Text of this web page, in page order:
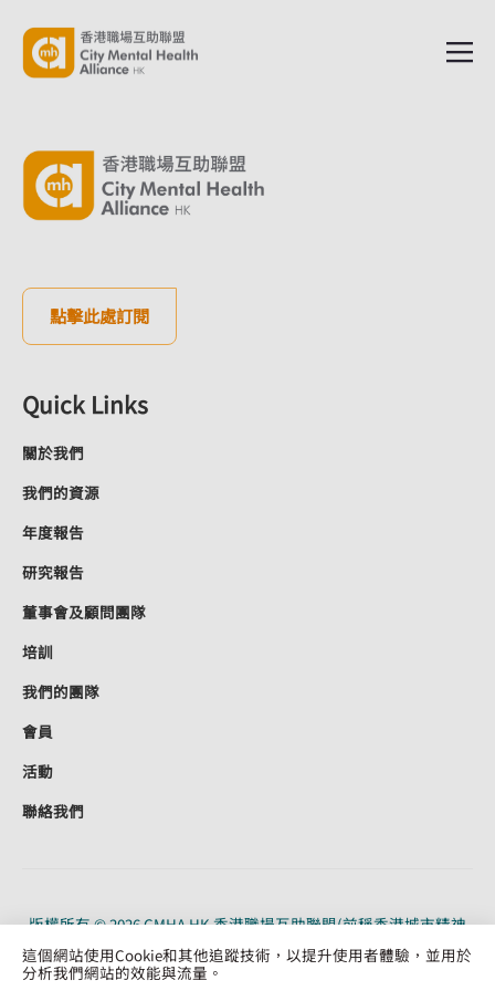
Quick Links
關於我們
我們的資源
年度報告
研究報告
董事會及顧問團隊
培訓
我們的團隊
會員
活動
聯絡我們
點擊此處訂閱
版權所有 © 2026 CMHA HK 香港職場互助聯盟(前稱香港城市精神
健康聯盟)。CMHA HK 是根據《稅務條例》（91/19956）第 88 條獲
認可的慈善機構。保留所有權利。
這個網站使用Cookie和其他追蹤技術，以提升使用者體驗，並用於
分析我們網站的效能與流量。